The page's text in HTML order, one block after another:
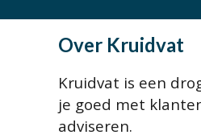
Over Kruidvat
Kruidvat is een
je goed met
adviseren.